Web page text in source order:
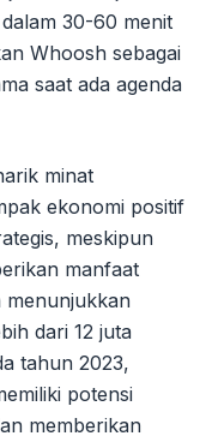
30-60 menit
Whoosh sebagai
saat ada agenda
minat
ekonomi positif
meskipun
manfaat
menunjukkan
dari 12 juta
tahun 2023,
potensi
memberikan